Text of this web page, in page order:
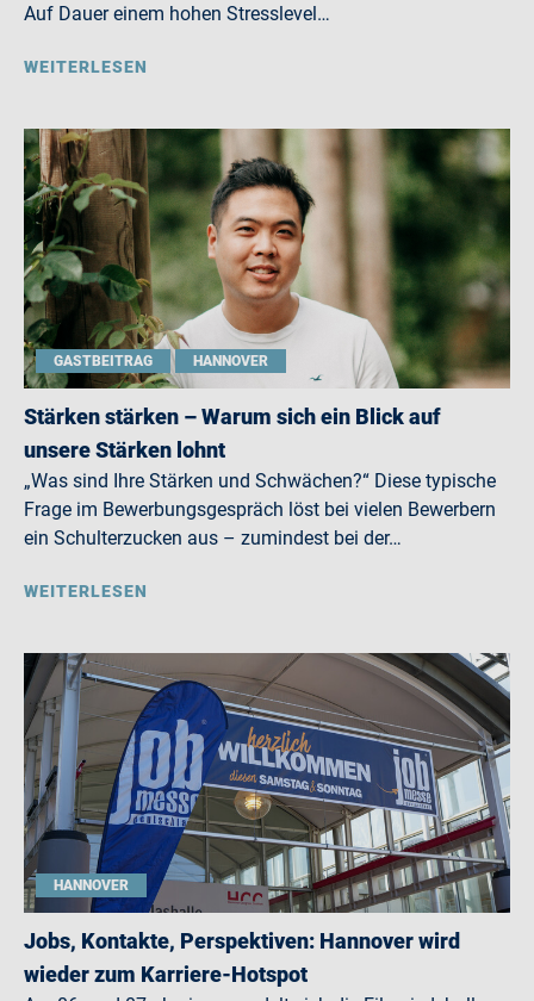
Auf Dauer einem hohen Stresslevel…
WEITERLESEN
GASTBEITRAG HANNOVER
Stärken stärken – Warum sich ein Blick auf
unsere Stärken lohnt
„Was sind Ihre Stärken und Schwächen?“ Diese typische
Frage im Bewerbungsgespräch löst bei vielen Bewerbern
ein Schulterzucken aus – zumindest bei der…
WEITERLESEN
HANNOVER
Jobs, Kontakte, Perspektiven: Hannover wird
wieder zum Karriere-Hotspot